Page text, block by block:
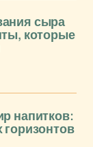
сыра
которые
напитков:
горизонтов